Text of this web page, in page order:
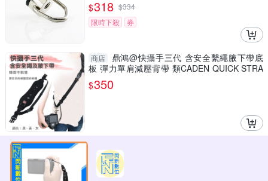
$318 $334
限時下殺
券
商店
鼎鴻@快攝手三代 含安全繫繩腋下帶底
板 彈力單肩減壓背帶 類CADEN QUICK STRA
P 快槍手D型扣二次保護
$350